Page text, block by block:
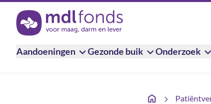
Terug naar de homepage
Aandoeningen Gezonde buik Onderzoek
Arjanne: ‘Ik